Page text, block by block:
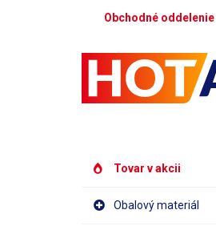
Obchodné oddelenie
Tovar v akcii
Obalový materiál